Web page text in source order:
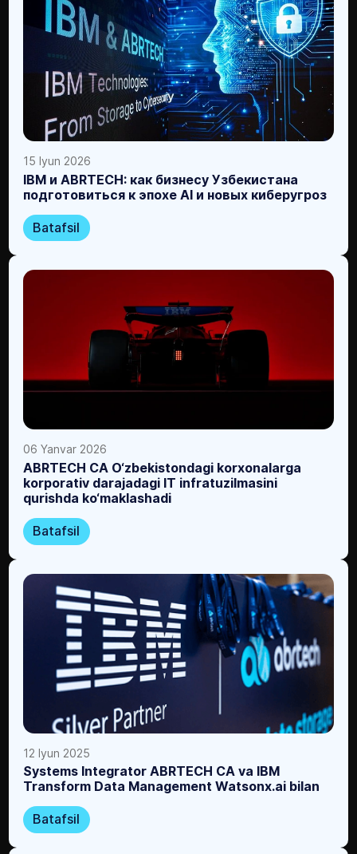
15 Iyun 2026
IBM и ABRTECH: как бизнесу Узбекистана
подготовиться к эпохе AI и новых киберугроз
Batafsil
06 Yanvar 2026
ABRTECH CA O‘zbekistondagi korxonalarga
korporativ darajadagi IT infratuzilmasini
qurishda ko‘maklashadi
Batafsil
12 Iyun 2025
Systems Integrator ABRTECH CA va IBM
Transform Data Management Watsonx.ai bilan
Batafsil